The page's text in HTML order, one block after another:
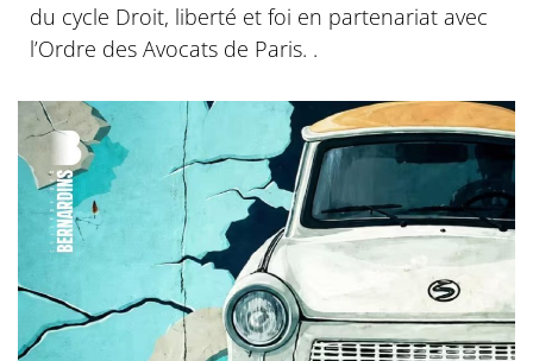
du cycle Droit, liberté et foi en partenariat avec
l’Ordre des Avocats de Paris. .